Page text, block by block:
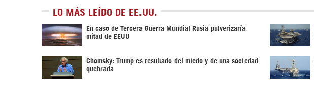
LO MÁS LEÍDO DE EE.UU.
En caso de Tercera Guerra Mundial Rusia pulverizaría
mitad de EEUU
Chomsky: Trump es resultado del miedo y de una sociedad
quebrada